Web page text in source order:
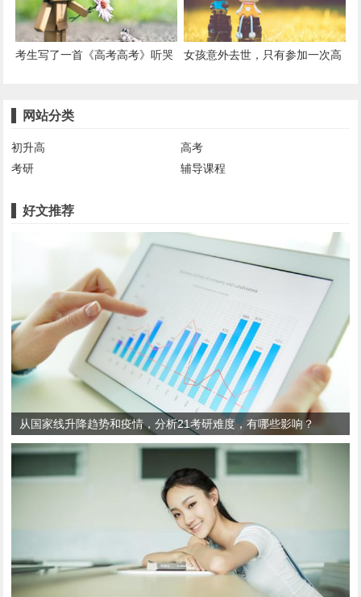
考生写了一首《高考高考》听哭
女孩意外去世，只有参加一次高
网站分类
初升高
高考
考研
辅导课程
好文推荐
从国家线升降趋势和疫情，分析21考研难度，有哪些影响？